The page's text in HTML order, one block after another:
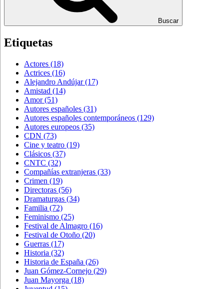
Buscar
Etiquetas
Actores (18)
Actrices (16)
Alejandro Andújar(17)
Amistad (14)
Amor(51)
Autores españoles (31)
Autores españoles contemporáneos (129)
Autores europeos (35)
CDN (73)
Cine y teatro (19)
Clásicos (37)
CNTC (32)
Compañías extranjeras (33)
Crimen (19)
Directoras (56)
Dramaturgas (34)
Familia (72)
Feminismo (25)
Festival de Almagro (16)
Festival de Otoño (20)
Guerras (17)
Historia (32)
Historia de España (26)
Juan Gómez-Cornejo (29)
Juan Mayorga (18)